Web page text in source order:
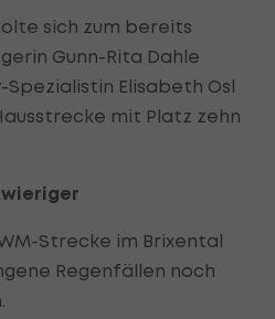
sich zum bereits
Gunn-Rita Dahle
Spezialistin Elisabeth Osl
mit Platz zehn
Strecke im Brixental
Regenfällen noch